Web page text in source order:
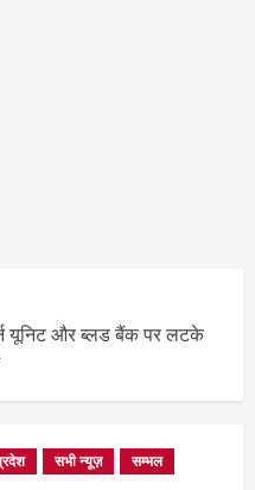
यूनिट और ब्लड बैंक पर लटके
सभी न्यूज़ सम्भल